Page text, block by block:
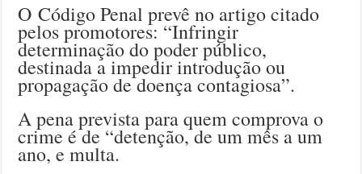
O Código Penal prevê no artigo citado
pelos promotores: “Infringir
determinação do poder público,
destinada a impedir introdução ou
propagação de doença contagiosa”.
A pena prevista para quem comprova o
crime é de “detenção, de um mês a um
ano, e multa.